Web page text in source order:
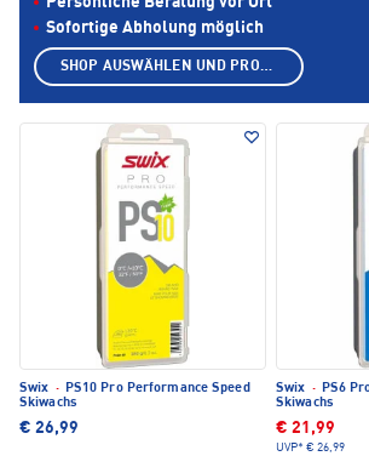
Swix · PS10 Pro Performance Speed
Skiwachs
€ 26,99
Swix · PS6
Skiwachs
€ 21,99
UVP* € 26,99
Sofortige Abholung möglich
SHOP AUSWÄHLEN UND PRODUKTE ANZEIGEN